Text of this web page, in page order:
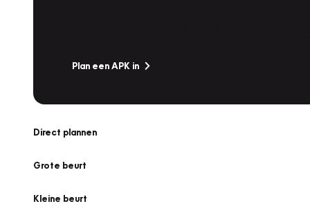
Plan een APK in
Direct plannen
Grote beurt
Kleine beurt